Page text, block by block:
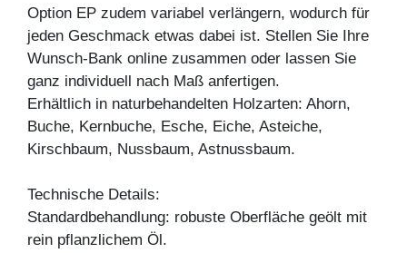
Option EP zudem variabel verlängern, wodurch für
jeden Geschmack etwas dabei ist. Stellen Sie Ihre
Wunsch-Bank online zusammen oder lassen Sie
ganz individuell nach Maß anfertigen.
Erhältlich in naturbehandelten Holzarten: Ahorn,
Buche, Kernbuche, Esche, Eiche, Asteiche,
Kirschbaum, Nussbaum, Astnussbaum.
Technische Details:
Standardbehandlung: robuste Oberfläche geölt mit
rein pflanzlichem Öl.